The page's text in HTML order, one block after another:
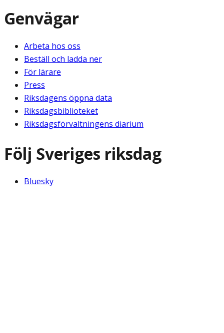
Genvägar
Arbeta hos oss
Beställ och ladda ner
För lärare
Press
Riksdagens öppna data
Riksdagsbiblioteket
Riksdagsförvaltningens diarium
Följ Sveriges riksdag
Bluesky